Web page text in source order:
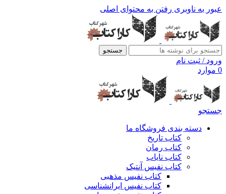
عبور به ناوبری رفتن به محتوای اصلی
جستجو
ورود / ثبت نام
0 موارد
جستجو
دسته بندی فروشگاه ما
کتاب تاریخ
کتاب رمان
کتاب نایاب
کتاب نفیس آنتیک
کتاب نفیس مذهبی
کتاب نفیس ایرانشناسی